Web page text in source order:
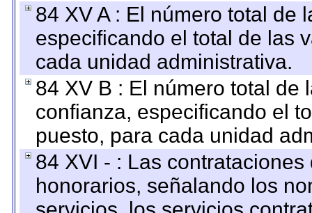
84 XV A : El número total de
especificando el total de las
cada unidad administrativa.
84 XV B : El número total de
confianza, especificando el
puesto, para cada unidad
84 XVI - : Las
honorarios, señalando los